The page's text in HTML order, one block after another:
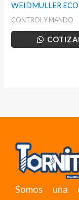
WEIDMULLER ECO
CONTROL Y MANDO
Somos una